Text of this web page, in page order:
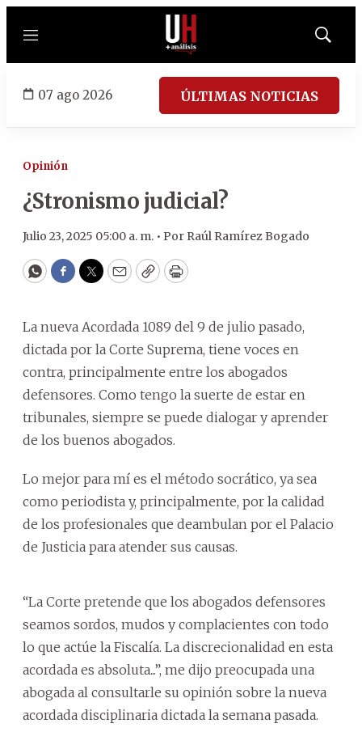
Menú
Mostrar
07 ago 2026 ÚLTIMAS NOTICIAS
Opinión
¿Stronismo judicial?
Julio 23, 2025 05:00 a. m. • Por Raúl Ramírez Bogado
WhatsApp
Facebook
Twitter
EmailCopyPrint
La nueva Acordada 1089 del 9 de julio pasado,
dictada por la Corte Suprema, tiene voces en
contra, principalmente entre los abogados
defensores. Como tengo la suerte de estar en
tribunales, siempre se puede dialogar y aprender
de los buenos abogados.
Lo mejor para mí es el método socrático, ya sea
como periodista y, principalmente, por la calidad
de los profesionales que deambulan por el Palacio
de Justicia para atender sus causas.
“La Corte pretende que los abogados defensores
seamos sordos, mudos y complacientes con todo
lo que actúe la Fiscalía. La discrecionalidad en esta
acordada es absoluta...”, me dijo preocupada una
abogada al consultarle su opinión sobre la nueva
acordada disciplinaria dictada la semana pasada.